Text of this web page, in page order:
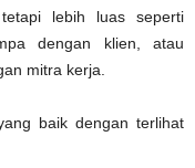
lebih luas seperti
dengan klien, atau
mitra kerja.
baik dengan terlihat